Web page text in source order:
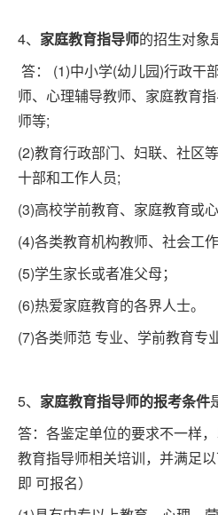
4、 家庭教育指导师的招生对象
答： (1)中小学(幼儿园)行政干
师、心理辅导教师、家庭教育
师等;
(2)教育行政部门、妇联、社区
十部和工作人员;
(3)高校学前教育、家庭教育或
(4)各类教育机构教师、社会工
(5)学生家长或者准父母；
(6)热爱家庭教育的各界人士。
(7)各类师范 专业、学前教育专
5、 家庭教育指导师的报考条件
答：各鉴定单位的要求不一样
教育指导师相关培训，并满足
即 可报名）